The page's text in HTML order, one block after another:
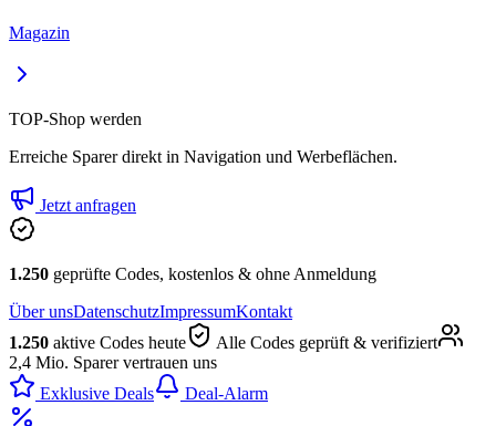
Magazin
TOP-Shop werden
Erreiche Sparer direkt in Navigation und Werbeflächen.
Jetzt anfragen
1.250 geprüfte Codes, kostenlos & ohne Anmeldung
Über unsDatenschutzImpressumKontakt
1.250 aktive Codes heute
Alle Codes geprüft & verifiziert
2,4 Mio. Sparer vertrauen uns
Exklusive Deals
Deal-Alarm